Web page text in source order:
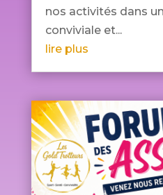
nos activités dans
conviviale et...
lire plus